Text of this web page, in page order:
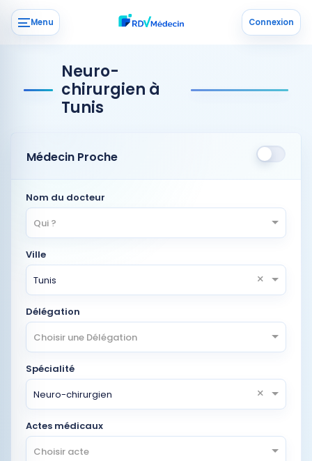
Menu Connexion
Neuro-
chirurgien à
Tunis
Médecin Proche
Nom du docteur
Qui ?
Ville
Tunis
×
Délégation
Choisir une Délégation
Spécialité
Neuro-chirurgien
×
Actes médicaux
Choisir acte